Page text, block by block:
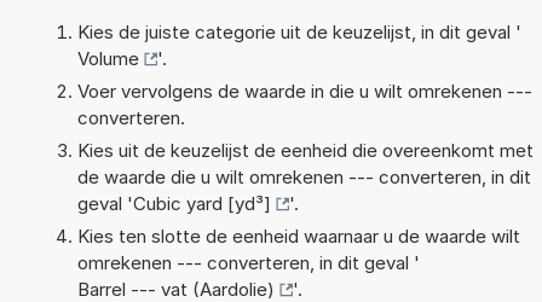
Kies de juiste categorie uit de keuzelijst, in dit geval '
Volume
'.
Voer vervolgens de waarde in die u wilt omrekenen ---
converteren.
Kies uit de keuzelijst de eenheid die overeenkomt met
de waarde die u wilt omrekenen --- converteren, in dit
geval 'Cubic yard [yd³]
'.
Kies ten slotte de eenheid waarnaar u de waarde wilt
omrekenen --- converteren, in dit geval '
Barrel --- vat (Aardolie)
'.